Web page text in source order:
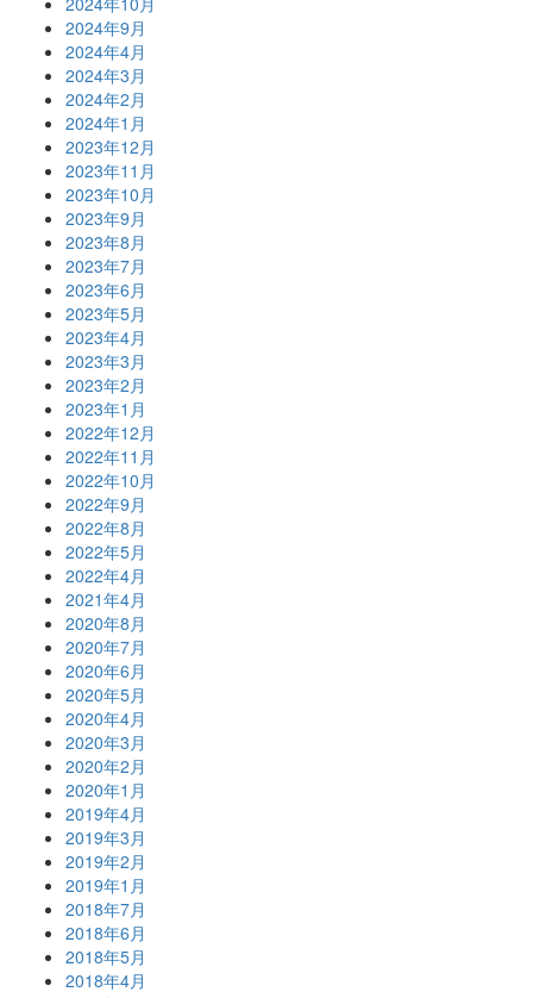
2024年9月
2024年4月
2024年3月
2024年2月
2024年1月
2023年12月
2023年11月
2023年10月
2023年9月
2023年8月
2023年7月
2023年6月
2023年5月
2023年4月
2023年3月
2023年2月
2023年1月
2022年12月
2022年11月
2022年10月
2022年9月
2022年8月
2022年5月
2022年4月
2021年4月
2020年8月
2020年7月
2020年6月
2020年5月
2020年4月
2020年3月
2020年2月
2020年1月
2019年4月
2019年3月
2019年2月
2019年1月
2018年7月
2018年6月
2018年5月
2018年4月